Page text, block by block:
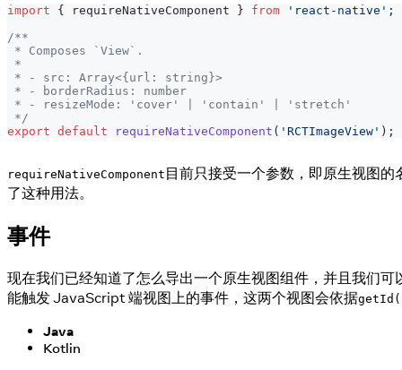
import { requireNativeComponent } from 'react-native' ;
/**
* Composes `View`.
*
* - src: Array<{url: string}>
* - borderRadius: number
* - resizeMode: 'cover' | 'contain' | 'stretch'
*/
export default requireNativeComponent ( 'RCTImageView' ) ;
requireNativeComponent 目前只接受一个参数，即原生视图
了这种用法。
事件
现在我们已经知道了怎么导出一个原生视图组件，并且我们
能触发 JavaScript 端视图上的事件，这两个视图会依据
Java
Kotlin